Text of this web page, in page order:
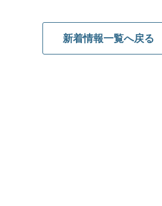
新着情報一覧へ戻る